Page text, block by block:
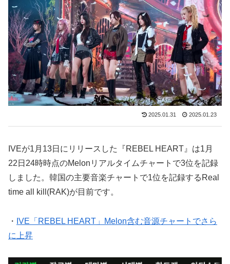
2025.01.31 2025.01.23
IVEが1月13日にリリースした『REBEL HEART』は1月
22日24時時点のMelonリアルタイムチャートで3位を記録
しました。韓国の主要音楽チャートで1位を記録するReal
time all kill(RAK)が目前です。
・ IVE「REBEL HEART」Melon含む音源チャートでさら
に上昇